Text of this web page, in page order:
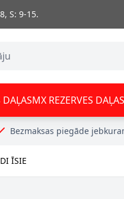
S: 9-15.
DAĻASMX REZERVES DAĻAS
Bezmaksas piegāde
ĪSIE